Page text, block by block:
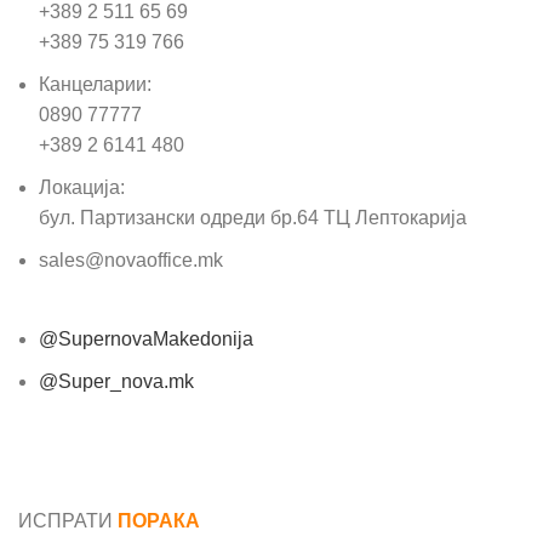
+389 2 511 65 69
+389 75 319 766
Канцеларии:
0890 77777
+389 2 6141 480
Локација:
бул. Партизански одреди бр.64 ТЦ Лептокарија
sales@novaoffice.mk
@SupernovaMakedonija
@Super_nova.mk
ИСПРАТИ ПОРАКА